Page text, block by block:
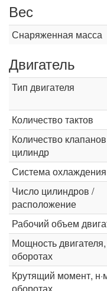
Вес
Снаряженная масса
Двигатель
Тип двигателя
Количество тактов
Количество
цилиндр
Система охлаждения
Число цилиндров /
расположение
Рабочий объем
Мощность
оборотах
Крутящий момент,